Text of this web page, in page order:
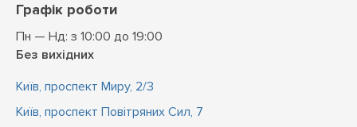
Графік роботи
Пн — Нд: з 10:00 до 19:00
Без вихідних
Київ, проспект Миру, 2/3
Київ, проспект Повітряних Сил, 7